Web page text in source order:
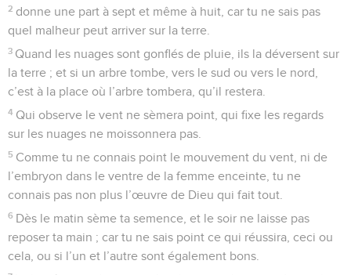
2 donne une part à sept et même à huit, car tu ne sais pas
quel malheur peut arriver sur la terre.
3 Quand les nuages sont gonflés de pluie, ils la déversent sur
la terre ; et si un arbre tombe, vers le sud ou vers le nord,
c’est à la place où l’arbre tombera, qu’il restera.
4 Qui observe le vent ne sèmera point, qui fixe les regards
sur les nuages ne moissonnera pas.
5 Comme tu ne connais point le mouvement du vent, ni de
l’embryon dans le ventre de la femme enceinte, tu ne
connais pas non plus l’œuvre de Dieu qui fait tout.
6 Dès le matin sème ta semence, et le soir ne laisse pas
reposer ta main ; car tu ne sais point ce qui réussira, ceci ou
cela, ou si l’un et l’autre sont également bons.